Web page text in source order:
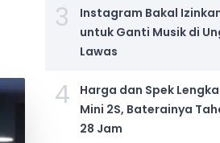
3
Instagram Bakal
untuk Ganti Musik di
Lawas
4
Harga dan Spek
Mini 2S, Baterainya
28 Jam